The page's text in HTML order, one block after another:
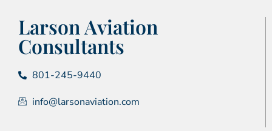
Larson Aviation
Consultants
801-245-9440
info@larsonaviation.com